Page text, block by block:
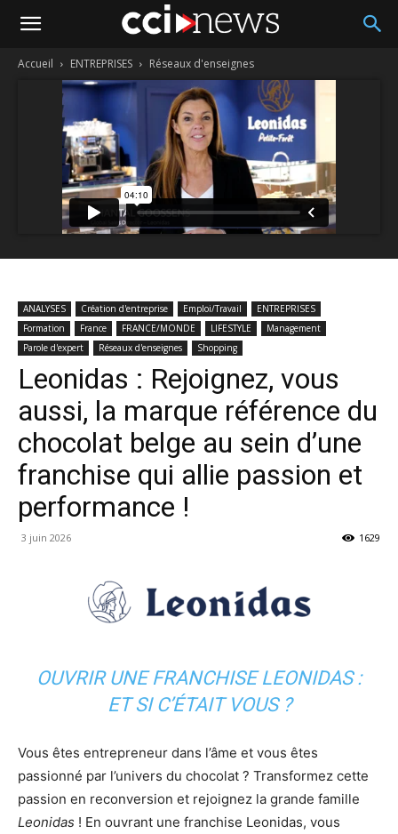
Accueil ENTREPRISES Réseaux d'enseignes
ANALYSES Création d'entreprise Emploi/Travail
ENTREPRISES
Formation
France FRANCE/MONDE LIFESTYLE
Management
Parole d'expert
Réseaux d'enseignes Shopping
Leonidas : Rejoignez, vous
aussi, la marque référence du
chocolat belge au sein d’une
franchise qui allie passion et
performance !
3 juin 2026 1629
OUVRIR UNE FRANCHISE LEONIDAS :
ET SI C’ÉTAIT VOUS ?
Vous êtes entrepreneur dans l’âme et vous êtes
passionné par l’univers du chocolat ? Transformez cette
passion en reconversion et rejoignez la grande famille
Leonidas ! En ouvrant une franchise Leonidas, vous